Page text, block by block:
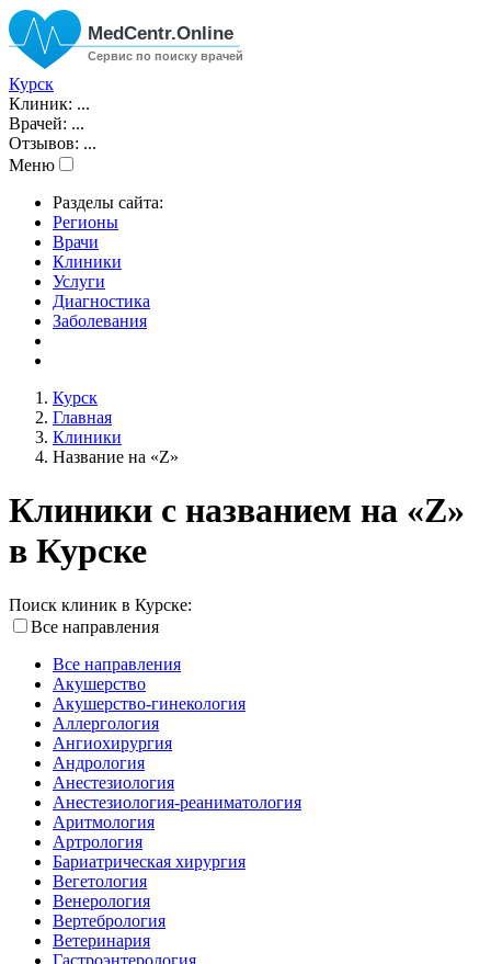
Курск
Клиник: ...
Врачей: ...
Отзывов: ...
Меню
Разделы сайта:
Регионы
Врачи
Клиники
Услуги
Диагностика
Заболевания
Курск
Главная
Клиники
Название на «Z»
Клиники с названием на «Z»
в Курске
Поиск клиник в Курске:
Все направления
Все направления
Акушерство
Акушерство-гинекология
Аллергология
Ангиохирургия
Андрология
Анестезиология
Анестезиология-реаниматология
Аритмология
Артрология
Бариатрическая хирургия
Вегетология
Венерология
Вертебрология
Ветеринария
Гастроэнтерология